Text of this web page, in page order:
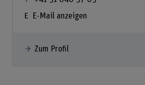
E-Mail anzeigen
Zum Profil